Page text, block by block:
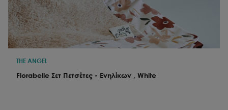
THE ANGEL
Florabelle Σετ Πετσέτες - Ενηλίκων , White